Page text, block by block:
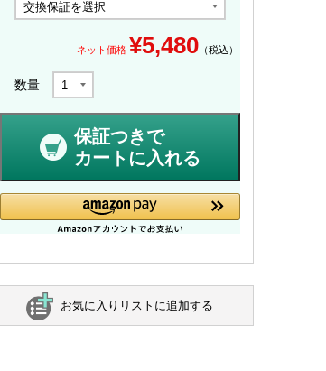
ネット価格 ¥5,480（税込）
数量
保証つきで
カートに入れる
お気に入りリストに追加する